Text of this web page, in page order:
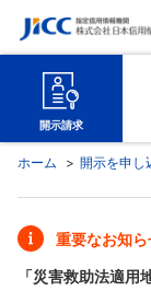
開示請求
ホーム 開示を申し
重要なお知ら
「災害救助法適